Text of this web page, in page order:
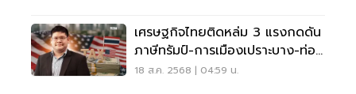
เศรษฐกิจไทยติดหล่ม 3 แรงกดดัน
ภาษีทรัมป์-การเมืองเปราะบาง-ท่อง
เที่ยวสะดุด
18 ส.ค. 2568 | 04:59 น.